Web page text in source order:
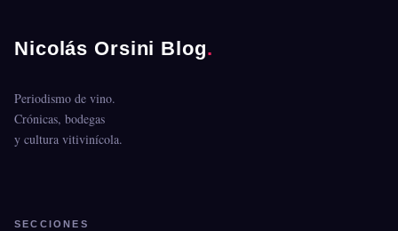
Nicolás Orsini Blog.
Periodismo de vino.
Crónicas, bodegas
y cultura vitivinícola.
SECCIONES